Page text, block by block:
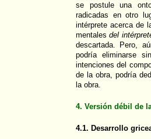
se postule una
radicadas en otro
intérprete acerca de
mentalesdel
descartada. Pero,
podría eliminarse
intenciones del
de la obra, podría
la obra.
4. Versión débil de
4.1. Desarrollo